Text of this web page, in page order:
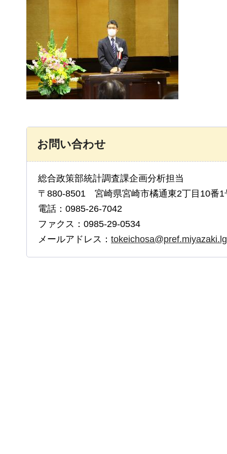
お問い合わせ
総合政策部統計調査課企画分析担当
〒880-8501 宮崎県宮崎市橘通東2丁目10番1
電話：0985-26-7042
ファクス：0985-29-0534
メールアドレス：